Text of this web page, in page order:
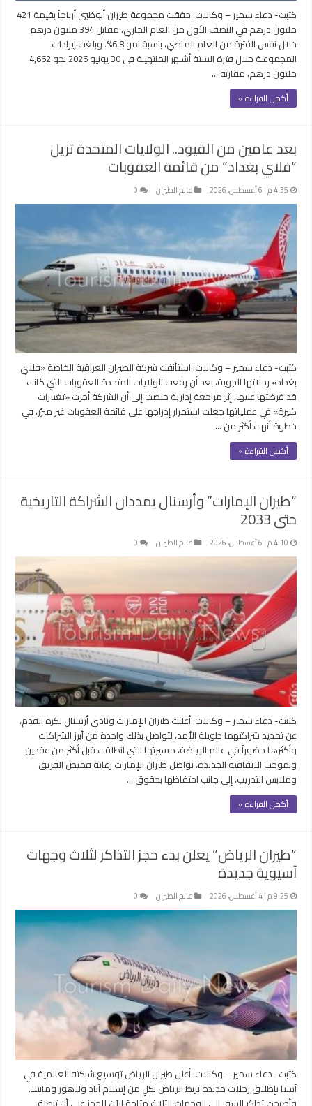
كتبت- دعاء سمير – وكالات: حققت مجموعة طيران أبوظبي أرباحاً بقيمة 421
مليون درهم في النصف الأول من العام الجاري، مقابل 394 مليون درهم
خلال نفس الفترة من العام الماضي، بنسبة نمو 6.8%. وبلغت إيرادات
المجموعـة خلال فترة الستة أشـهر المنتهيـة في 30 يونيو 2026 نحو 4,662
مليون درهم، مقارنة …
أكمل القراءة »
بعد عامين من القيود.. الولايات المتحدة تزيل
“فلاي بغداد” من قائمة العقوبات
4:35 م | 6 أغسطس، 2026 عالم الطيران 0
كتبت- دعاء سمير – وكالات: استأنفت شركة الطيران العراقية الخاصة «فلاي
بغداد» رحلاتها الجوية، بعد أن رفعت الولايات المتحدة العقوبات التي كانت
قد فرضتها عليها، إثر مراجعة إدارية خلصت إلى أن الشركة أجرت «تغييرات
كبيرة» في عملياتها جعلت استمرار إدراجها على قائمة العقوبات غير مبرَّر، في
خطوة أنهت أكثر من …
أكمل القراءة »
“طيران الإمارات” وأرسنال يمددان الشراكة التاريخية
حتى 2033
4:10 م | 6 أغسطس، 2026 عالم الطيران 0
كتبت- دعاء سمير – وكالات: أعلنت طيران الإمارات ونادي أرسنال لكرة القدم،
عن تمديد شراكتهما طويلة الأمد، لتواصل بذلك واحدة من أبرز الشراكات
وأكثرها حضوراً في عالم الرياضة، مسيرتها التي انطلقت قبل أكثر من عقدين.
وبموجب الاتفاقية الجديدة، تواصل طيران الإمارات رعاية قميص الفريق
وملابس التدريب، إلى جانب احتفاظها بحقوق …
أكمل القراءة »
“طيران الرياض” يعلن بدء حجز التذاكر لثلاث وجهات
آسيوية جديدة
9:25 م | 4 أغسطس، 2026 عالم الطيران 0
كتبت ـ دعاء سمير – وكالات: أعلن طيران الرياض توسيع شبكته العالمية في
آسيا بإطلاق رحلات جديدة تربط الرياض بكلٍ من إسلام آباد ولاهور ومانيلا.